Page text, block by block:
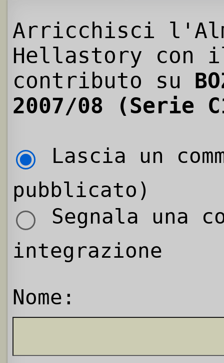
Arricchisci
Hellastory con
contributo su
2007/08 (Serie
Lascia un
pubblicato)
Segnala una
integrazione
Nome: